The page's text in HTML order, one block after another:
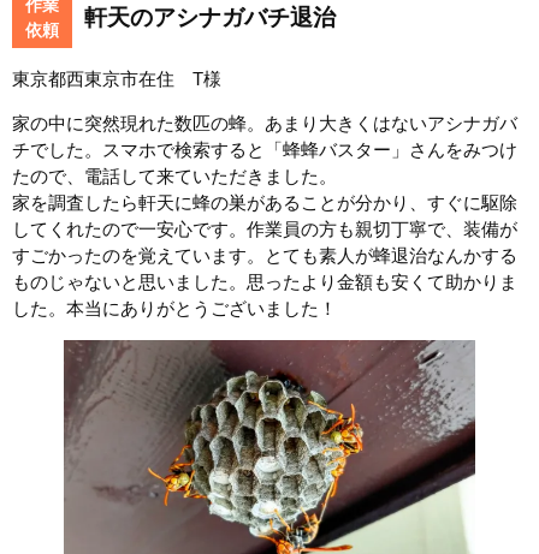
作業
依頼
軒天のアシナガバチ退治
東京都西東京市在住 T様
家の中に突然現れた数匹の蜂。あまり大きくはないアシナガバ
チでした。スマホで検索すると「蜂蜂バスター」さんをみつけ
たので、電話して来ていただきました。
家を調査したら軒天に蜂の巣があることが分かり、すぐに駆除
してくれたので一安心です。作業員の方も親切丁寧で、装備が
すごかったのを覚えています。とても素人が蜂退治なんかする
ものじゃないと思いました。思ったより金額も安くて助かりま
した。本当にありがとうございました！